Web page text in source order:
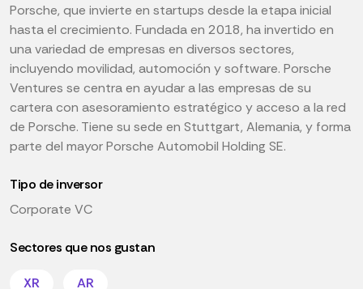
Porsche, que invierte en startups desde la etapa inicial
hasta el crecimiento. Fundada en 2018, ha invertido en
una variedad de empresas en diversos sectores,
incluyendo movilidad, automoción y software. Porsche
Ventures se centra en ayudar a las empresas de su
cartera con asesoramiento estratégico y acceso a la red
de Porsche. Tiene su sede en Stuttgart, Alemania, y forma
parte del mayor Porsche Automobil Holding SE.
Tipo de inversor
Corporate VC
Sectores que nos gustan
XR AR